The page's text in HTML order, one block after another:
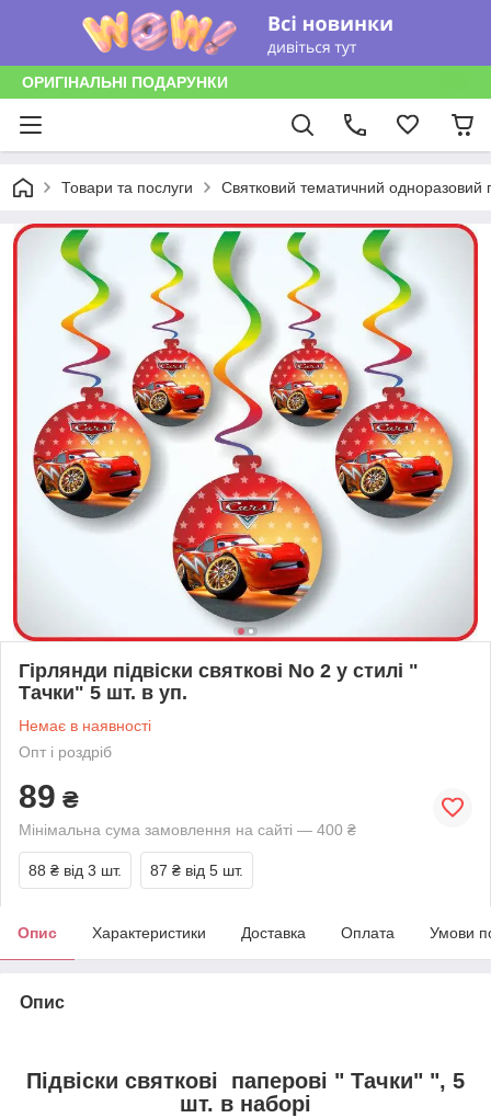
ОРИГІНАЛЬНІ ПОДАРУНКИ
Товари та послуги Святковий тематичний одноразовий
Гірлянди підвіски святкові No 2 у стилі "
Тачки" 5 шт. в уп.
Немає в наявності
Опт і роздріб
89 ₴
Мінімальна сума замовлення на сайті — 400 ₴
88 ₴ від 3 шт. 87 ₴ від 5 шт.
Опис Характеристики Доставка Оплата Умови
Опис
Підвіски святкові паперові " Тачки" ", 5
шт. в наборі